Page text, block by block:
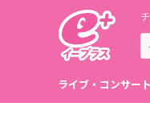
ライブ・コンサート